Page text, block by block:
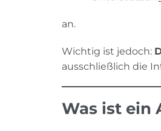
an.
Wichtig ist jedoch:
ausschließlich die
Was ist ein